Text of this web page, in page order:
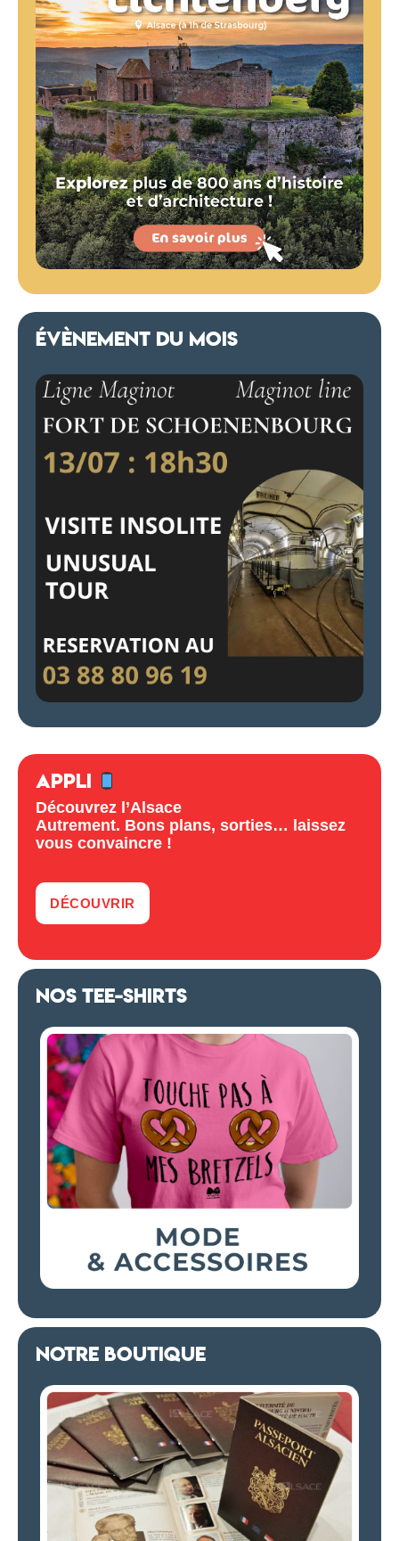
ÉVÈNEMENT DU MOIS
APPLI
Découvrez l’Alsace
Autrement. Bons plans, sorties… laissez
vous convaincre !
DÉCOUVRIR
NOS TEE-SHIRTS
NOTRE BOUTIQUE